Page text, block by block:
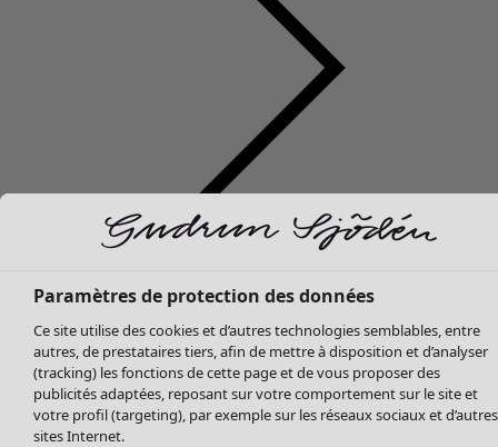
Soldes Vêtements
Tous les vêtements
Tuniques
Blouses
Tops
Gilets
Pantalon
Jupes
Paramètres de protection des données
Ce site utilise des cookies et d’autres technologies semblables, entre
autres, de prestataires tiers, afin de mettre à disposition et d’analyser
(tracking) les fonctions de cette page et de vous proposer des
publicités adaptées, reposant sur votre comportement sur le site et
votre profil (targeting), par exemple sur les réseaux sociaux et d’autres
sites Internet.